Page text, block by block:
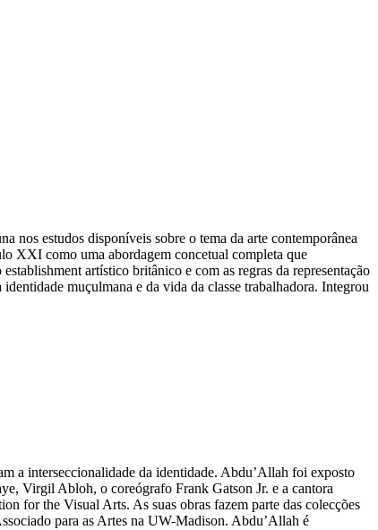
nos estudos disponíveis sobre o tema da arte contemporânea
XXI como uma abordagem concetual completa que
artístico britânico e com as regras da representação
muçulmana e da vida da classe trabalhadora. Integrou
a interseccionalidade da identidade. Abdu’Allah foi exposto
Virgil Abloh, o coreógrafo Frank Gatson Jr. e a cantora
for the Visual Arts. As suas obras fazem parte das colecções
para as Artes na UW-Madison. Abdu’Allah é